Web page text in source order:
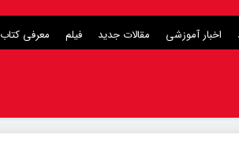
اخبار آموزشی مقالات جدید فیلم معرفی کتاب